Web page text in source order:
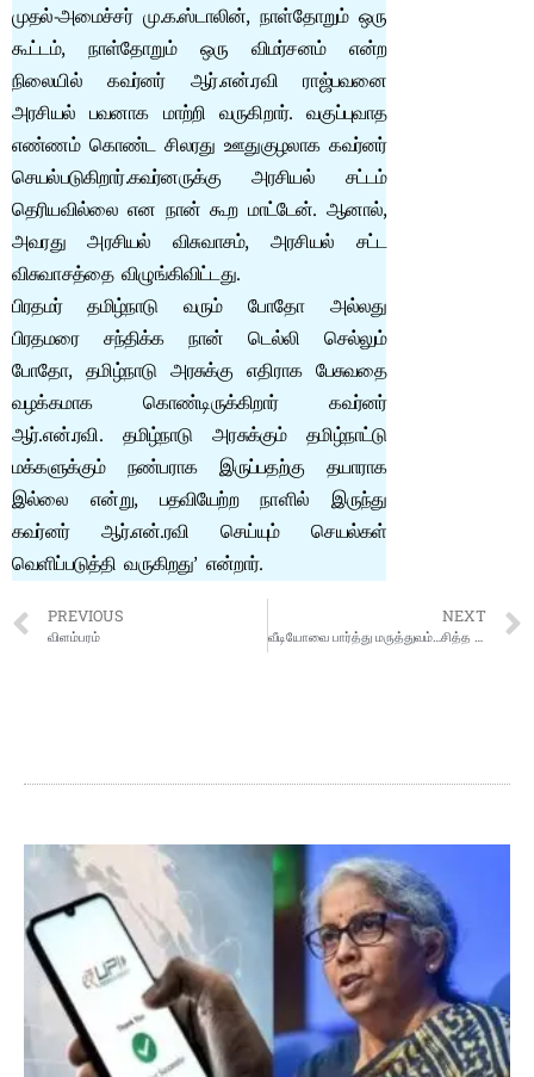
முதல்-அமைச்சர் மு.க.ஸ்டாலின், நாள்தோறும் ஒரு
கூட்டம், நாள்தோறும் ஒரு விமர்சனம் என்ற
நிலையில் கவர்னர் ஆர்.என்.ரவி ராஜ்பவனை
அரசியல் பவனாக மாற்றி வருகிறார். வகுப்புவாத
எண்ணம் கொண்ட சிலரது ஊதுகுழலாக கவர்னர்
செயல்படுகிறார்.கவர்னருக்கு அரசியல் சட்டம்
தெரியவில்லை என நான் கூற மாட்டேன். ஆனால்,
அவரது அரசியல் விசுவாசம், அரசியல் சட்ட
விசுவாசத்தை விழுங்கிவிட்டது.
பிரதமர் தமிழ்நாடு வரும் போதோ அல்லது
பிரதமரை சந்திக்க நான் டெல்லி செல்லும்
போதோ, தமிழ்நாடு அரசுக்கு எதிராக பேசுவதை
வழக்கமாக கொண்டிருக்கிறார் கவர்னர்
ஆர்.என்.ரவி. தமிழ்நாடு அரசுக்கும் தமிழ்நாட்டு
மக்களுக்கும் நண்பராக இருப்பதற்கு தயாராக
இல்லை என்று, பதவியேற்ற நாளில் இருந்து
கவர்னர் ஆர்.என்.ரவி செய்யும் செயல்கள்
வெளிப்படுத்தி வருகிறது’ என்றார்.
PREVIOUS
விளம்பரம்
NEXT
வீடியோவை பார்த்து மருத்துவம்…சித்த மருத்துவர் ஷர்மிகா மீது மேலும் 2 புகார்